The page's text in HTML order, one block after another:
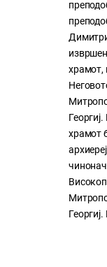
храмот,
храмот